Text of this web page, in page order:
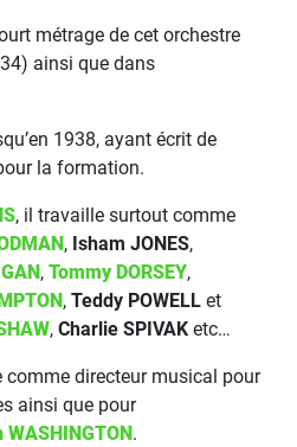
métrage de cet orchestre
ainsi que dans
1938, ayant écrit de
la formation.
, il travaille surtout comme
, Isham JONES,
, Tommy DORSEY,
, Teddy POWELL et
, Charlie SPIVAK etc…
directeur musical pour
ainsi que pour
WASHINGTON.